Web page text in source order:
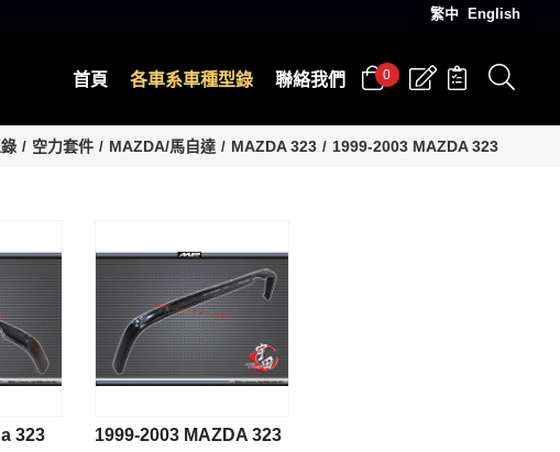
繁中 English
0
首頁 各車系車種型錄 聯絡我們
空力套件 MAZDA/馬自達 MAZDA 323 1999-2003 MAZDA 323
323
1999-2003 MAZDA 323